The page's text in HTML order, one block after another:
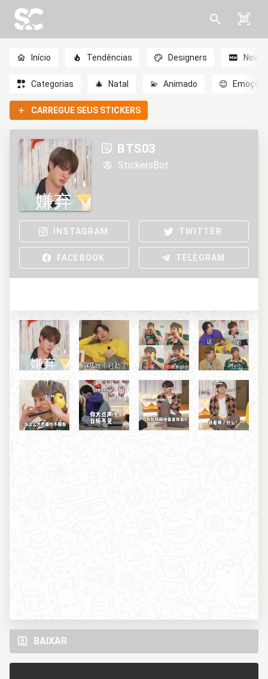
Início Tendências Designers Novo
Categorias 🎄 Natal 💫 Animado 😊
CARREGUE SEUS STICKERS
BTS03
StickersBot
INSTAGRAM TWITTER
FACEBOOK TELEGRAM
BAIXAR